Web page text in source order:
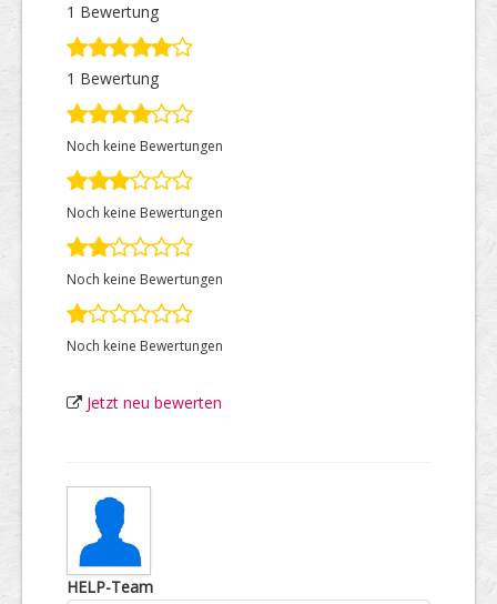
Top Firmen
Über uns
1 Bewertung
1 Bewertung
Noch keine Bewertungen
Noch keine Bewertungen
Noch keine Bewertungen
Noch keine Bewertungen
Jetzt neu bewerten
HELP-Team